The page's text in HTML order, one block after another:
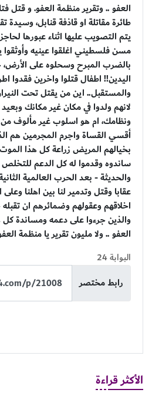
العفو .. وتقرير منظمة العفو. و قتل
طائرة مقاتلة او قاذفة قنابل، وسيدة
يتم التصويب عليها اثناء عبورها
مسن فلسطيني اغلقوا عينيه وأوثقوا
بالضرب المبرح وسحلوه على
اليدين!! اطفال قتلوا واخرين فقدوا
والمستقبل.. اين من يقتل تحت
لانهم ولدوا في مكان غير مكانك
ونظامك، ام هو اسلوب غير مألوف من
أقسي القساة واجرم المجرمين هم
بخيالهم المريض زراعة كل هذا
ساندوه وقدموا له كل الدعم
والحديثة - بعد الحرب العالمية
عقابا وقتل وتدمير لنا بين اهلنا
اخلاقهم وعقولهم وضمائرهم ان
والذين جرءوا على دعمه ومساندة كل
العفو .. ولا مليون تقرير يا منظمة
البوابة 24
رابط مختصر
الأكثر قراءة